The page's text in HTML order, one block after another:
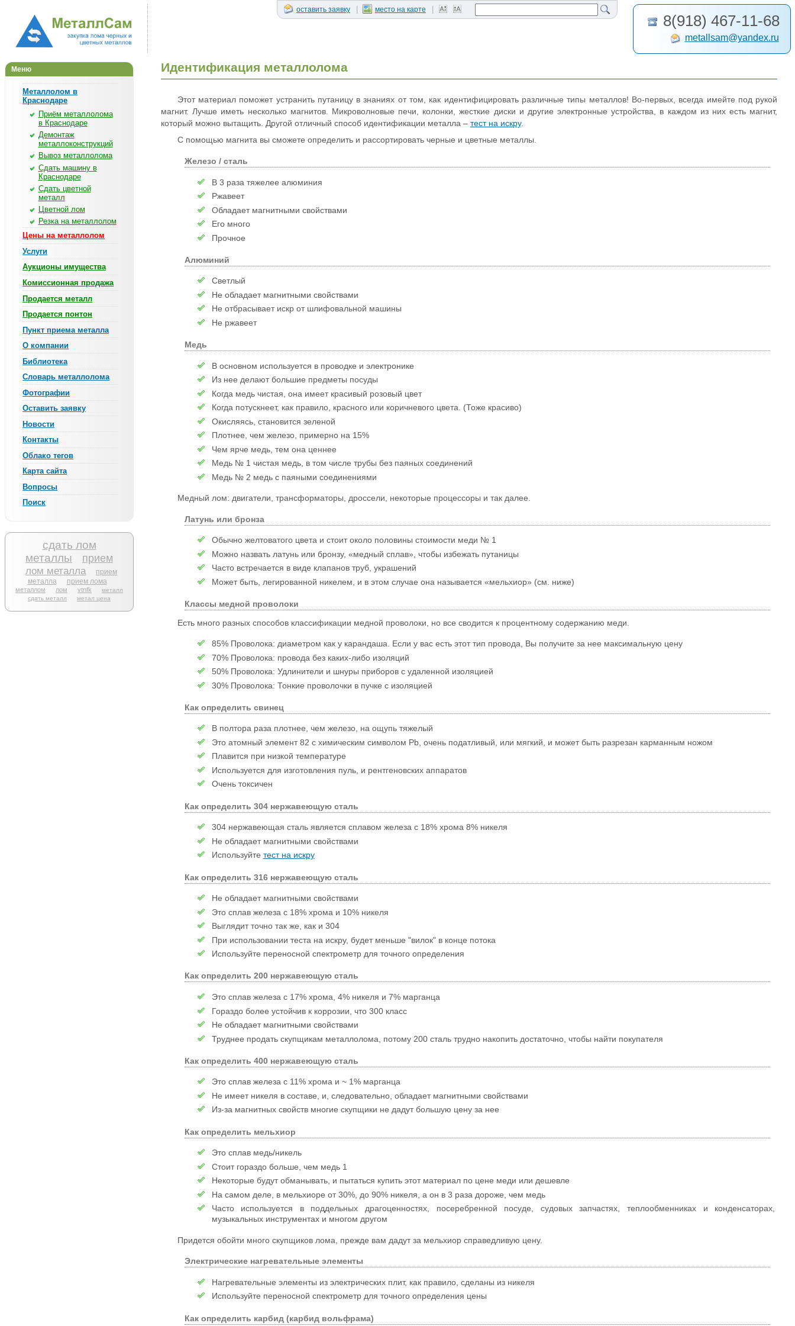
8(918) 467-11-68
metallsam@yandex.ru
оставить заявку место на карте
Меню
Металлолом в
Краснодаре
Приём металлолома
в Краснодаре
Демонтаж
металлоконструкций
Вывоз металлолома
Сдать машину в
Краснодаре
Сдать цветной
металл
Цветной лом
Резка на металлолом
Цены на металлолом
Услуги
Аукционы имущества
Комиссионная продажа
Продается металл
Продается понтон
Пункт приема металла
О компании
Библиотека
Словарь металлолома
Фотографии
Оставить заявку
Новости
Контакты
Облако тегов
Карта сайта
Вопросы
Поиск
сдать лом
металлы
прием
лом металла
прием
металла
прием лома
металлом лом vtnfk
металл
сдать металл
метал цена
Идентификация металлолома
Этот материал поможет устранить путаницу в знаниях от том, как идентифицировать различные типы металлов! Во-первых, всегда имейте под рукой
магнит. Лучше иметь несколько магнитов. Микроволновые печи, колонки, жесткие диски и другие электронные устройства, в каждом из них есть магнит,
который можно вытащить. Другой отличный способ идентификации металла – тест на искру.
С помощью магнита вы сможете определить и рассортировать черные и цветные металлы.
Железо / сталь
В 3 раза тяжелее алюминия
Ржавеет
Обладает магнитными свойствами
Его много
Прочное
Алюминий
Светлый
Не обладает магнитными свойствами
Не отбрасывает искр от шлифовальной машины
Не ржавеет
Медь
В основном используется в проводке и электронике
Из нее делают большие предметы посуды
Когда медь чистая, она имеет красивый розовый цвет
Когда потускнеет, как правило, красного или коричневого цвета. (Тоже красиво)
Окисляясь, становится зеленой
Плотнее, чем железо, примерно на 15%
Чем ярче медь, тем она ценнее
Медь № 1 чистая медь, в том числе трубы без паяных соединений
Медь № 2 медь с паяными соединениями
Медный лом: двигатели, трансформаторы, дроссели, некоторые процессоры и так далее.
Латунь или бронза
Обычно желтоватого цвета и стоит около половины стоимости меди № 1
Можно назвать латунь или бронзу, «медный сплав», чтобы избежать путаницы
Часто встречается в виде клапанов труб, украшений
Может быть, легированной никелем, и в этом случае она называется «мельхиор» (см. ниже)
Классы медной проволоки
Есть много разных способов классификации медной проволоки, но все сводится к процентному содержанию меди.
85% Проволока: диаметром как у карандаша. Если у вас есть этот тип провода, Вы получите за нее максимальную цену
70% Проволока: провода без каких-либо изоляций
50% Проволока: Удлинители и шнуры приборов с удаленной изоляцией
30% Проволока: Тонкие проволочки в пучке с изоляцией
Как определить свинец
В полтора раза плотнее, чем железо, на ощупь тяжелый
Это атомный элемент 82 с химическим символом Pb, очень податливый, или мягкий, и может быть разрезан карманным ножом
Плавится при низкой температуре
Используется для изготовления пуль, и рентгеновских аппаратов
Очень токсичен
Как определить 304 нержавеющую сталь
304 нержавеющая сталь является сплавом железа с 18% хрома 8% никеля
Не обладает магнитными свойствами
Используйте тест на искру
Как определить 316 нержавеющую сталь
Не обладает магнитными свойствами
Это сплав железа с 18% хрома и 10% никеля
Выглядит точно так же, как и 304
При использовании теста на искру, будет меньше "вилок" в конце потока
Используйте переносной спектрометр для точного определения
Как определить 200 нержавеющую сталь
Это сплав железа с 17% хрома, 4% никеля и 7% марганца
Гораздо более устойчив к коррозии, что 300 класс
Не обладает магнитными свойствами
Труднее продать скупщикам металлолома, потому 200 сталь трудно накопить достаточно, чтобы найти покупателя
Как определить 400 нержавеющую сталь
Это сплав железа с 11% хрома и ~ 1% марганца
Не имеет никеля в составе, и, следовательно, обладает магнитными свойствами
Из-за магнитных свойств многие скупщики не дадут большую цену за нее
Как определить мельхиор
Это сплав медь/никель
Стоит гораздо больше, чем медь 1
Некоторые будут обманывать, и пытаться купить этот материал по цене меди или дешевле
На самом деле, в мельхиоре от 30%, до 90% никеля, а он в 3 раза дороже, чем медь
Часто используется в поддельных драгоценностях, посеребренной посуде, судовых запчастях, теплообменниках и конденсаторах,
музыкальных инструментах и многом другом
Придется обойти много скупщиков лома, прежде вам дадут за мельхиор справедливую цену.
Электрические нагревательные элементы
Нагревательные элементы из электрических плит, как правило, сделаны из никеля
Используйте переносной спектрометр для точного определения цены
Как определить карбид (карбид вольфрама)